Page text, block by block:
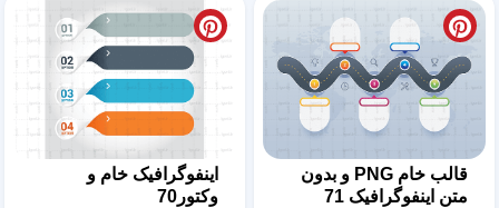
قالب خام PNG و بدون
متن اینفوگرافیک 71
اینفوگرافیک خام و
وکتور70